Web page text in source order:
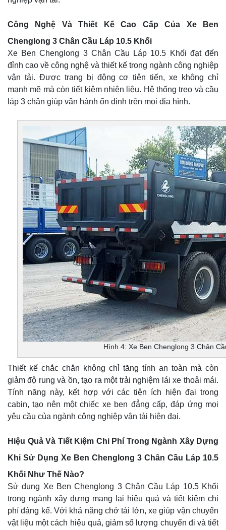
Công Nghệ Và Thiết Kế Cao Cấp Của Xe Ben
Chenglong 3 Chân Cầu Láp 10.5 Khối
Xe Ben Chenglong 3 Chân Cầu Láp 10.5 Khối đạt đến
đỉnh cao về công nghệ và thiết kế trong ngành công nghiệp
vận tải. Được trang bị động cơ tiên tiến, xe không chỉ
mạnh mẽ mà còn tiết kiệm nhiên liệu. Hệ thống treo và cầu
láp 3 chân giúp vận hành ổn định trên mọi địa hình.
Hình 4: Xe Ben Chenglong 3 Chân
Thiết kế chắc chắn không chỉ tăng tính an toàn mà còn
giảm độ rung và ồn, tạo ra một trải nghiệm lái xe thoải mái.
Tính năng này, kết hợp với các tiện ích hiện đại trong
cabin, tạo nên một chiếc xe ben đẳng cấp, đáp ứng mọi
yêu cầu của ngành công nghiệp vận tải hiện đại.
Hiệu Quả Và Tiết Kiệm Chi Phí Trong Ngành Xây Dựng
Khi Sử Dụng Xe Ben Chenglong 3 Chân Cầu Láp 10.5
Khối Như Thế Nào?
Sử dụng Xe Ben Chenglong 3 Chân Cầu Láp 10.5 Khối
trong ngành xây dựng mang lại hiệu quả và tiết kiệm chi
phí đáng kể. Với khả năng chở tải lớn, xe giúp vận chuyển
vật liệu một cách hiệu quả, giảm số lượng chuyến đi và tiết